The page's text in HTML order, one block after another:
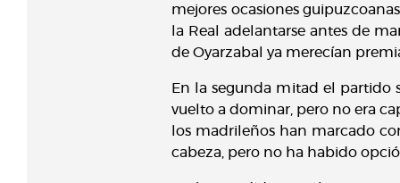
mejores ocasiones
la Real adelantarse antes de
de Oyarzabal ya merecían
En la segunda mitad el partido
vuelto a dominar, pero no era
los madrileños han marcado
cabeza, pero no ha habido